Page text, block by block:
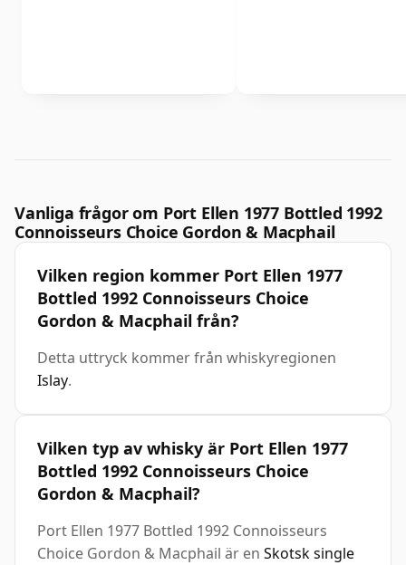
Vanliga frågor om Port Ellen 1977 Bottled 1992
Connoisseurs Choice Gordon & Macphail
Vilken region kommer Port Ellen 1977
Bottled 1992 Connoisseurs Choice
Gordon & Macphail från?
Detta uttryck kommer från whiskyregionen
Islay.
Vilken typ av whisky är Port Ellen 1977
Bottled 1992 Connoisseurs Choice
Gordon & Macphail?
Port Ellen 1977 Bottled 1992 Connoisseurs
Choice Gordon & Macphail är en Skotsk single